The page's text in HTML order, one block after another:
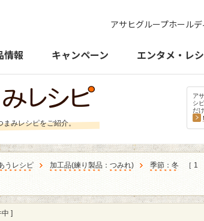
アサヒグループホール
情報 キャンペーン エンタメ・レ
まみレシピをご紹介。
ア
シ
だ
うレシピ 加工品(練り製品 ： つみれ) 季節：冬
［ 1
]